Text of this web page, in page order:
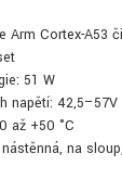
Arm Cortex-A53
51 W
napětí: 42,5–57V
až +50 °C
na